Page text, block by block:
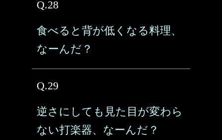
Q.28
食べると背が低くなる料理、
なーんだ？
Q.29
逆さにしても見た目が変わら
ない打楽器、なーんだ？